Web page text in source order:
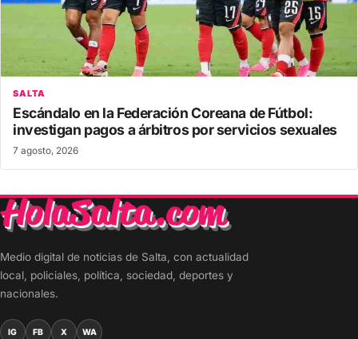
SALTA
Escándalo en la Federación Coreana de Fútbol:
investigan pagos a árbitros por servicios sexuales
7 agosto, 2026
Medio digital de noticias de Salta, con actualidad
local, policiales, política, sociedad, deportes y
nacionales.
IG FB X WA